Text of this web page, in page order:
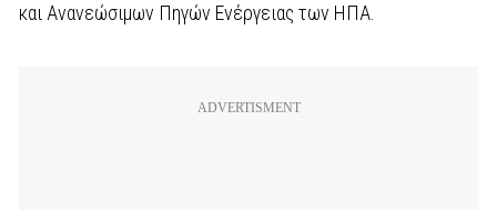
και Ανανεώσιμων Πηγών Ενέργειας των ΗΠΑ.